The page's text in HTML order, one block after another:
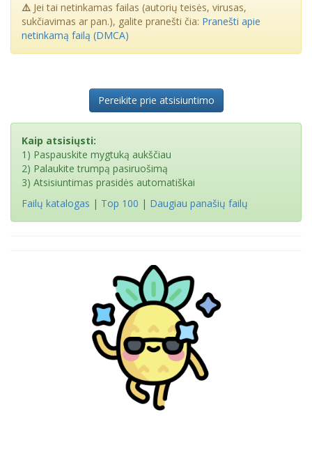
⚠️ Jei tai netinkamas failas (autorių teisės, virusas,
sukčiavimas ar pan.), galite pranešti čia: Pranešti apie
netinkamą failą (DMCA)
Pereikite prie atsisiuntimo
Kaip atsisiųsti:
1) Paspauskite mygtuką aukščiau
2) Palaukite trumpą pasiruošimą
3) Atsisiuntimas prasidės automatiškai
Failų katalogas | Top 100 | Daugiau panašių failų